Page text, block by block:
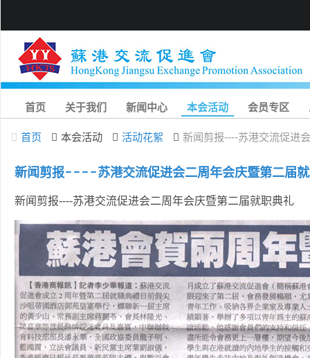
首页 关于我们 新闻中心 本会活动 会员专区
首页 本会活动 活动花絮 新闻剪报----苏港交流促进
新闻剪报----苏港交流促进会二周年会庆暨第二届
新闻剪报----苏港交流促进会二周年会庆暨第二届就职典礼